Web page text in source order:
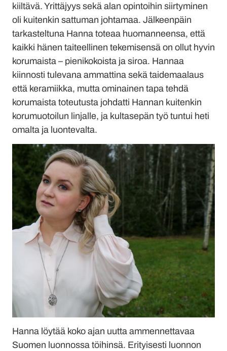
kiiltävä. Yrittäjyys sekä alan opintoihin siirtyminen
oli kuitenkin sattuman johtamaa. Jälkeenpäin
tarkasteltuna Hanna toteaa huomanneensa, että
kaikki hänen taiteellinen tekemisensä on ollut hyvin
korumaista – pienikokoista ja siroa. Hannaa
kiinnosti tulevana ammattina sekä taidemaalaus
että keramiikka, mutta ominainen tapa tehdä
korumaista toteutusta johdatti Hannan kuitenkin
korumuotoilun linjalle, ja kultasepän työ tuntui heti
omalta ja luontevalta.
Hanna löytää koko ajan uutta ammennettavaa
Suomen luonnossa töihinsä. Erityisesti luonnon